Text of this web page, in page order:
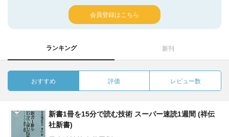
会員登録はこちら
ランキング 新刊
おすすめ 評価 レビュー数
新書1冊を15分で読む技術 スーパー速読1週間 (祥伝
社新書)